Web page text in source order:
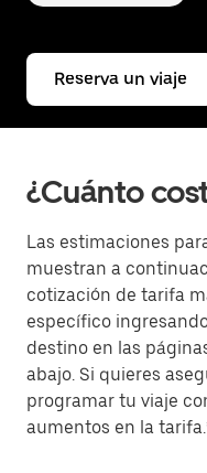
Reserva un viaje
¿Cuánto
Las estimaciones
muestran a
cotización de tarifa
específico
destino en las
abajo. Si quieres
programar tu viaje
aumentos en la